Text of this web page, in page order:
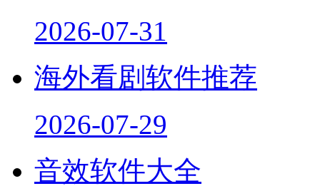
2026-07-31
海外看剧软件推荐
2026-07-29
音效软件大全